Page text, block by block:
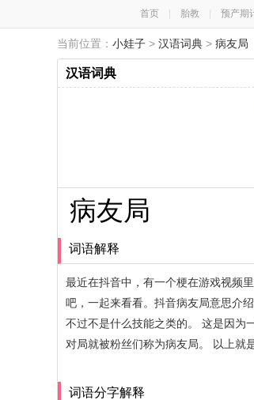
首页 胎教 预产期
当前位置： 小娃子 > 汉语词典 > 病友局
汉语词典
病友局
词语解释
最近在抖音中，有一个梗在游戏视频
吧，一起来看看。抖音病友局意思介
不过不是什么技能之类的。 这是因为
对局就被粉丝们称为病友局。 以上就
词语分字解释